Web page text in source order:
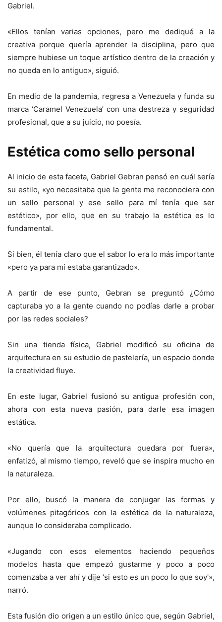
Gabriel.
«Ellos tenían varias opciones, pero me dediqué a la
creativa porque quería aprender la disciplina, pero que
siempre hubiese un toque artístico dentro de la creación y
no queda en lo antiguo», siguió.
En medio de la pandemia, regresa a Venezuela y funda su
marca ‘Caramel Venezuela’ con una destreza y seguridad
profesional, que a su juicio, no poesía.
Estética como sello personal
Al inicio de esta faceta, Gabriel Gebran pensó en cuál sería
su estilo, «yo necesitaba que la gente me reconociera con
un sello personal y ese sello para mí tenía que ser
estético», por ello, que en su trabajo la estética es lo
fundamental.
Si bien, él tenía claro que el sabor lo era lo más importante
«pero ya para mí estaba garantizado».
A partir de ese punto, Gebran se preguntó ¿Cómo
capturaba yo a la gente cuando no podías darle a probar
por las redes sociales?
Sin una tienda física, Gabriel modificó su oficina de
arquitectura en su estudio de pastelería, un espacio donde
la creatividad fluye.
En este lugar, Gabriel fusionó su antigua profesión con,
ahora con esta nueva pasión, para darle esa imagen
estática.
«No quería que la arquitectura quedara por fuera»,
enfatizó, al mismo tiempo, reveló que se inspira mucho en
la naturaleza.
Por ello, buscó la manera de conjugar las formas y
volúmenes pitagóricos con la estética de la naturaleza,
aunque lo consideraba complicado.
«Jugando con esos elementos haciendo pequeños
modelos hasta que empezó gustarme y poco a poco
comenzaba a ver ahí y dije ‘si esto es un poco lo que soy'»,
narró.
Esta fusión dio origen a un estilo único que, según Gabriel,